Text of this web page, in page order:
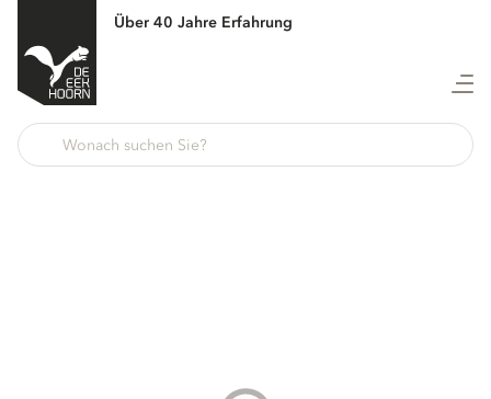
Über 40 Jahre Erfahrung